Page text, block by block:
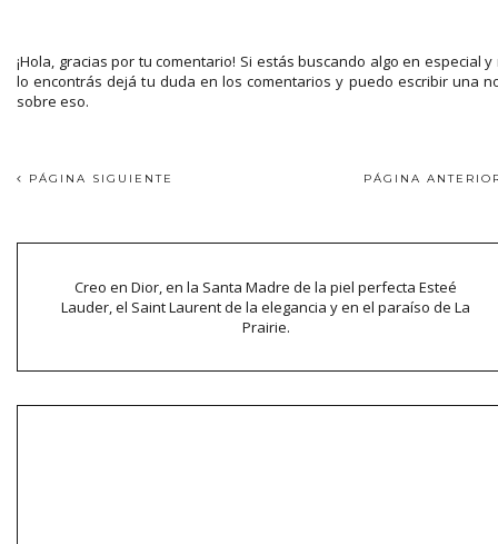
¡Hola, gracias por tu comentario! Si estás buscando algo en especial y
lo encontrás dejá tu duda en los comentarios y puedo escribir una
sobre eso.
PÁGINA SIGUIENTE PÁGINA
Creo en Dior, en la Santa Madre de la piel perfecta Esteé
Lauder, el Saint Laurent de la elegancia y en el paraíso de La
Prairie.